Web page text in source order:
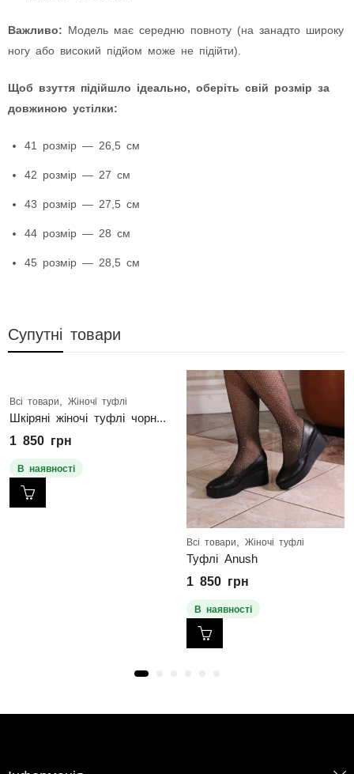
Важливо: Модель має середню повноту (на занадто широку
ногу або високий підйом може не підійти).
Щоб взуття підійшло ідеально, оберіть свій розмір за
довжиною устілки:
41 розмір — 26,5 см
42 розмір — 27 см
43 розмір — 27,5 см
44 розмір — 28 см
45 розмір — 28,5 см
Супутні товари
Всі товари Жіночі туфлі
1 850 грн
В наявності
Всі товари Жіночі туфлі
Туфлі Anush
1 850 грн
В наявності